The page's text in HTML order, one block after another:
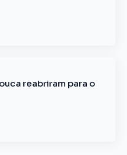
reabriram para o